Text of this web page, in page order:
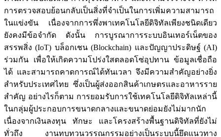
การตรวจสอบย้อนกลับเป็นสิ่งที่จำเป็นในการเพิ่มความสามารถ
ในแข่งขัน เนื่องจากการพึ่งพาเทคโนโลยีดิจิทัลเพียงชนิดเดียว
ยังคงมีข้อจำกัด ดังนั้น การบูรณาการระบบอินเทอร์เน็ตของ
สรรพสิ่ง (IoT) บล็อกเชน (Blockchain) และปัญญาประดิษฐ์ (AI)
ร่วมกัน เพื่อให้เกิดความโปร่งใสตลอดโซ่อุปทาน ข้อมูลเชื่อถือ
ได้ และสามารถคาดการณ์ได้ทันเวลา จึงมีความสำคัญอย่างยิ่ง
สำหรับประเทศไทย ซึ่งเป็นผู้ส่งออกสินค้าเกษตรและอาหารราย
สำคัญ อย่างไรก็ตาม การยอมรับการใช้เทคโนโลยีดิจิทัลเหล่านี้
ในกลุ่มผู้ประกอบการขนาดกลางและขนาดย่อมยังไม่มากนัก
เนื่องจากเงินลงทุน ทักษะ และโครงสร้างพื้นฐานดิจิทัลที่ยังไม่
ทั่วถึง งานทบทวนวรรณกรรมอย่างเป็นระบบนี้ยึดแนวทาง